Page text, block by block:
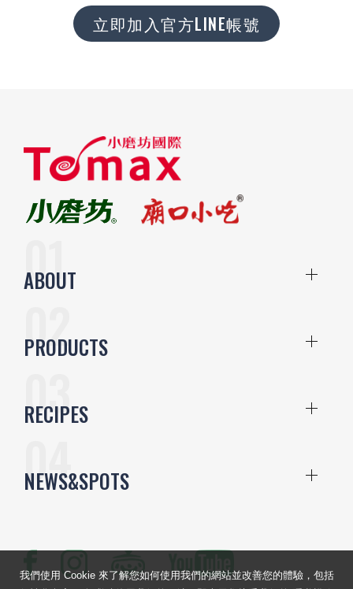
立即加入官方LINE帳號
ABOUT
PRODUCTS
RECIPES
NEWS&SPOTS
我們使用 Cookie 來了解您如何使用我們的網站並改善您的體驗，包括